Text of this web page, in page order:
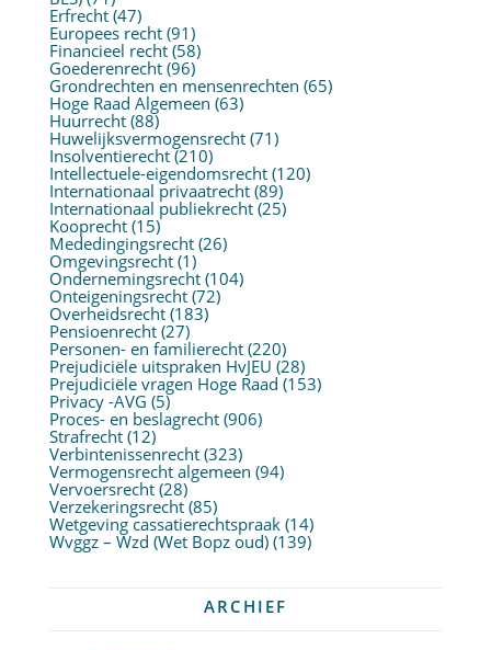
Erfrecht(47)
Europees recht(91)
Financieel recht(58)
Goederenrecht(96)
Grondrechten en mensenrechten (65)
Hoge Raad Algemeen (63)
Huurrecht(88)
Huwelijksvermogensrecht(71)
Insolventierecht(210)
Intellectuele-eigendomsrecht(120)
Internationaal privaatrecht(89)
Internationaal publiekrecht(25)
Kooprecht(15)
Mededingingsrecht(26)
Omgevingsrecht(1)
Ondernemingsrecht(104)
Onteigeningsrecht(72)
Overheidsrecht(183)
Pensioenrecht(27)
Personen- en familierecht(220)
Prejudiciële uitspraken HvJEU (28)
Prejudiciële vragen Hoge Raad (153)
Privacy -AVG (5)
Proces- en beslagrecht(906)
Strafrecht(12)
Verbintenissenrecht(323)
Vermogensrecht algemeen (94)
Vervoersrecht(28)
Verzekeringsrecht(85)
Wetgeving cassatierechtspraak(14)
Wvggz – Wzd (Wet Bopz oud)(139)
ARCHIEF